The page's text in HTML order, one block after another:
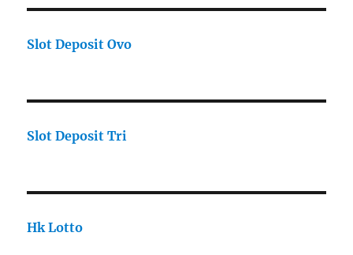
Slot Deposit Ovo
Slot Deposit Tri
Hk Lotto